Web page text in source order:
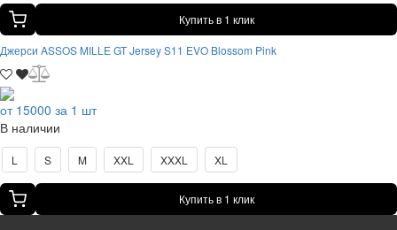
Купить в 1 клик
Джерси ASSOS MILLE GT Jersey S11 EVO Blossom Pink
от 15000 за 1 шт
В наличии
L S M XXL XXXL XL
Купить в 1 клик